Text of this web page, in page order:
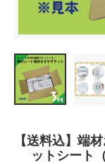
【送料込】端
ットシート